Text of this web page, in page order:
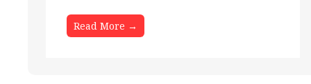
Read More →